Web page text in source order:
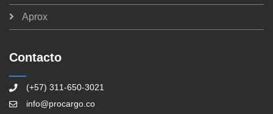
Aprox
Contacto
(+57) 311-650-3021
info@procargo.co